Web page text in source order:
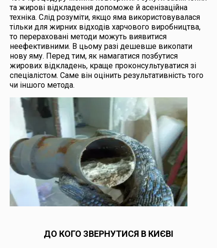
та жирові відкладення допоможе й асенізаційна
техніка. Слід розуміти, якщо яма використовувалася
тільки для жирних відходів харчового виробництва,
то перераховані методи можуть виявитися
неефективними. В цьому разі дешевше викопати
нову яму. Перед тим, як намагатися позбутися
жирових відкладень, краще проконсультуватися зі
спеціалістом. Саме він оцінить результативність того
чи іншого метода.
ДО КОГО ЗВЕРНУТИСЯ В КИЄВІ